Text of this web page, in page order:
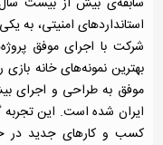
استانداردهای امنیتی، به
شرکت با اجرای موفق
بهترین نمونه‌های خانه
موفق به طراحی و اجرای
ایران شده است. این تجربه
کسب و کارهای جدید در